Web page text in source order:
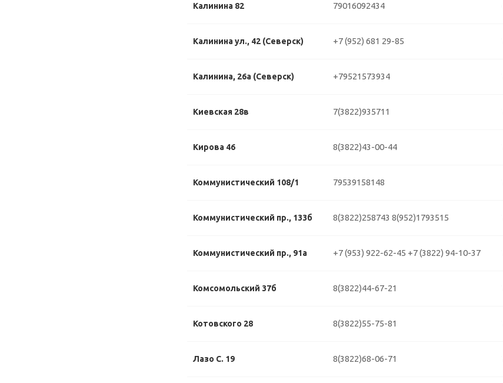
Калинина 82 79016092434
Калинина ул., 42 (Северск) +7 (952) 681 29-85
Калинина, 26а (Северск) +79521573934
Киевская 28в 7(3822)935711
Кирова 46 8(3822)43-00-44
Коммунистический 108/1 79539158148
Коммунистический пр., 133б 8(3822)258743 8(952)1793515
Коммунистический пр., 91а +7 (953) 922-62-45 +7 (3822) 94-10-37
Комсомольский 37б 8(3822)44-67-21
Котовского 28 8(3822)55-75-81
Лазо С. 19 8(3822)68-06-71